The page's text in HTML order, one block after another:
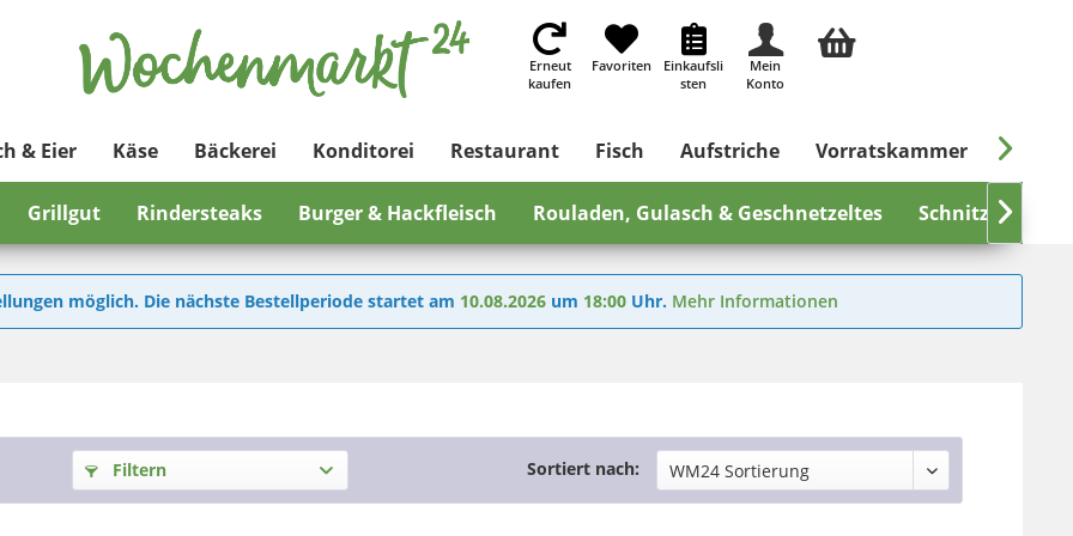
Erneut
kaufen
Favoriten
Einkaufsli
sten
Mein
Konto
& Eier Käse Bäckerei Konditorei Restaurant Fisch Aufstriche Vorratskammer Süßes
Grillgut Rindersteaks Burger & Hackfleisch Rouladen, Gulasch & Geschnetzeltes Schnitzel

möglich. Die nächste Bestellperiode startet am 10.08.2026 um 18:00 Uhr. Mehr Informationen
Filtern Sortiert nach: